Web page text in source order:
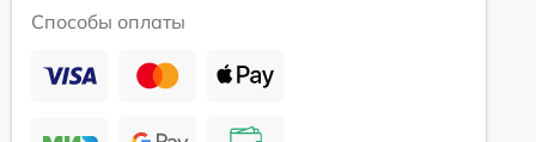
Способы оплаты